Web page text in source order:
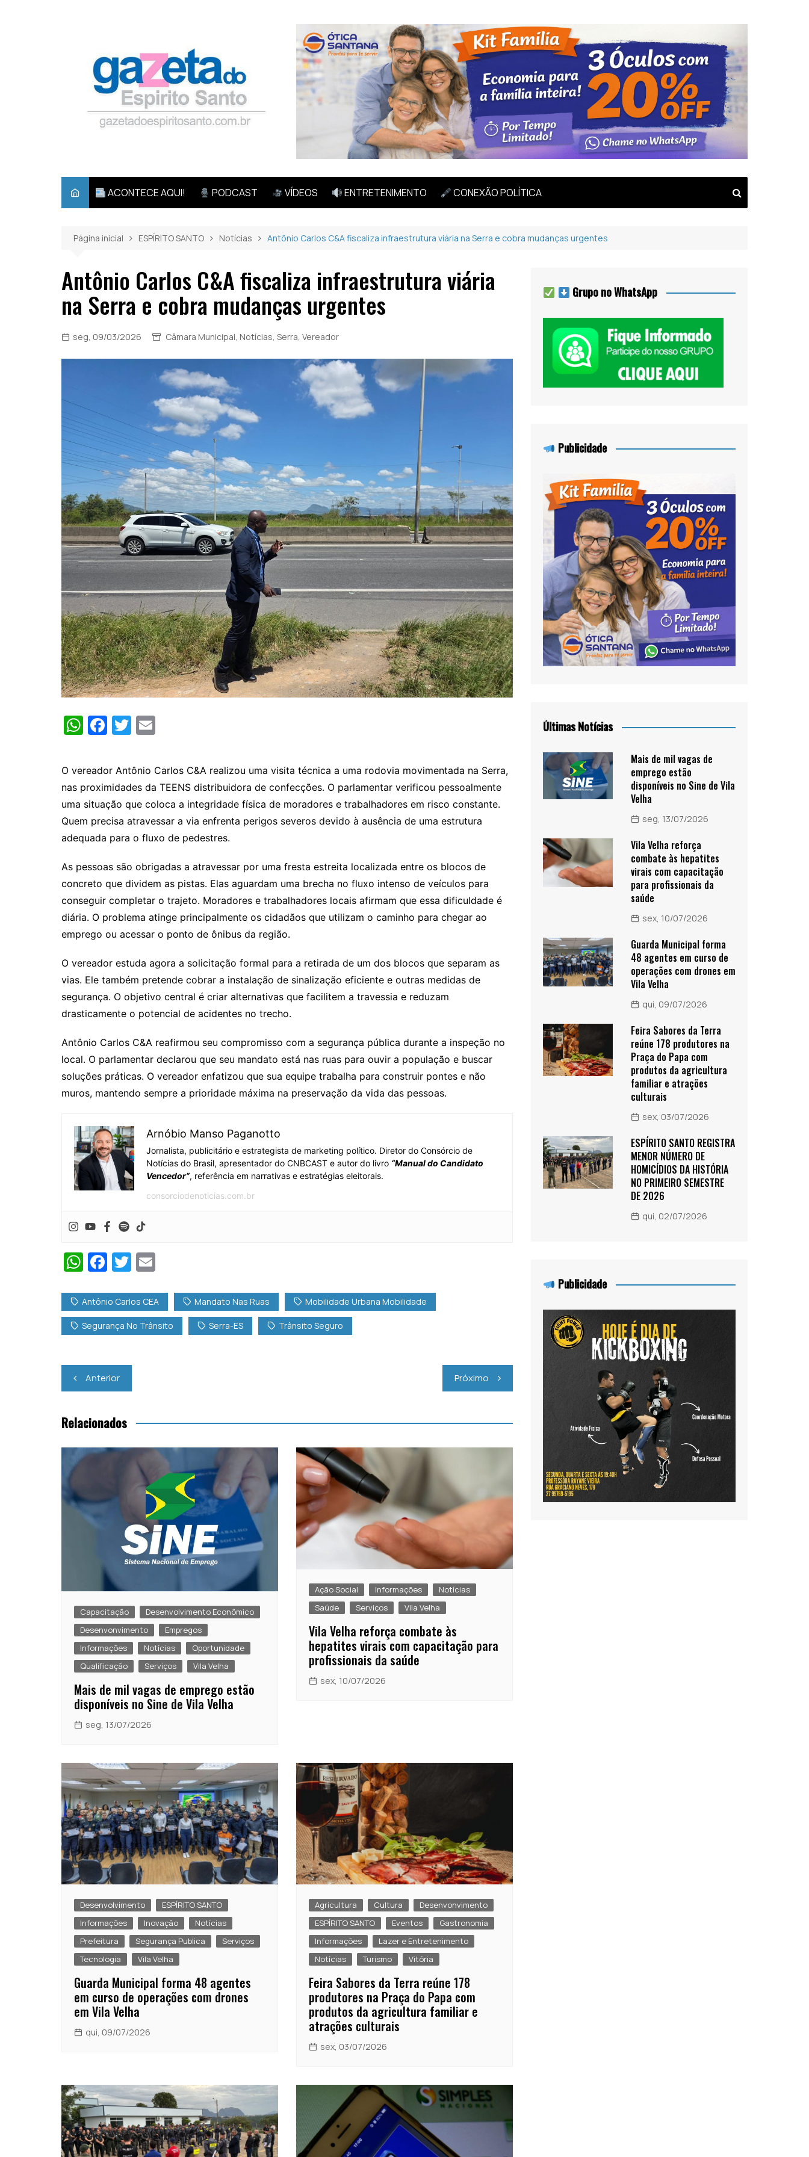
ACONTECE AQUI! PODCAST VÍDEOS ENTRETENIMENTO CONEXÃO POLÍTICA
Página inicial ESPÍRITO SANTO Notícias Antônio Carlos C&A fiscaliza infraestrutura viária na Serra e cobra mudanças urgentes
Antônio Carlos C&A fiscaliza infraestrutura viária
na Serra e cobra mudanças urgentes
seg, 09/03/2026 Câmara Municipal, Notícias, Serra, Vereador
W
at
s
A
p
p
F
c
e
b
o
o
k
T
itt
er
ai
l
O vereador Antônio Carlos C&A realizou uma visita técnica a uma rodovia movimentada na Serra,
nas proximidades da TEENS distribuidora de confecções. O parlamentar verificou pessoalmente
uma situação que coloca a integridade física de moradores e trabalhadores em risco constante.
Quem precisa atravessar a via enfrenta perigos severos devido à ausência de uma estrutura
adequada para o fluxo de pedestres.
As pessoas são obrigadas a atravessar por uma fresta estreita localizada entre os blocos de
concreto que dividem as pistas. Elas aguardam uma brecha no fluxo intenso de veículos para
conseguir completar o trajeto. Moradores e trabalhadores locais afirmam que essa dificuldade é
diária. O problema atinge principalmente os cidadãos que utilizam o caminho para chegar ao
emprego ou acessar o ponto de ônibus da região.
O vereador estuda agora a solicitação formal para a retirada de um dos blocos que separam as
vias. Ele também pretende cobrar a instalação de sinalização eficiente e outras medidas de
segurança. O objetivo central é criar alternativas que facilitem a travessia e reduzam
drasticamente o potencial de acidentes no trecho.
Antônio Carlos C&A reafirmou seu compromisso com a segurança pública durante a inspeção no
local. O parlamentar declarou que seu mandato está nas ruas para ouvir a população e buscar
soluções práticas. O vereador enfatizou que sua equipe trabalha para construir pontes e não
muros, mantendo sempre a prioridade máxima na preservação da vida das pessoas.
Arnóbio Manso Paganotto
Jornalista, publicitário e estrategista de marketing político. Diretor do Consórcio de
Notícias do Brasil, apresentador do CNBCAST e autor do livro “Manual do Candidato
Vencedor”, referência em narrativas e estratégias eleitorais.
consorciodenoticias.com.br
W
at
s
A
p
F
c
e
b
o
k
T
itt
er
ai
l
Antônio Carlos CEA Mandato Nas Ruas Mobilidade Urbana Mobilidade
Segurança No Trânsito Serra-ES Trânsito Seguro
Navegação
de
Post
Anterior Próximo
Relacionados
Capacitação
Desenvolvimento Econômico
Desenvonvimento
Empregos
Informações
Notícias
Oportunidade
Qualificação
Serviços Vila Velha
Mais de mil vagas de emprego estão
disponíveis no Sine de Vila Velha
seg, 13/07/2026
Ação Social Informações
Notícias
Saúde
Serviços Vila Velha
Vila Velha reforça combate às
hepatites virais com capacitação para
profissionais da saúde
sex, 10/07/2026
Desenvolvimento
ESPÍRITO SANTO
Informações
Inovação
Notícias
Prefeitura
Segurança Publica
Serviços
Tecnologia
Vila Velha
Guarda Municipal forma 48 agentes
em curso de operações com drones
em Vila Velha
qui, 09/07/2026
Agricultura Cultura
Desenvonvimento
ESPÍRITO SANTO
Eventos
Gastronomia
Informações
Lazer e Entretenimento
Notícias
Turismo Vitória
Feira Sabores da Terra reúne 178
produtores na Praça do Papa com
produtos da agricultura familiar e
atrações culturais
sex, 03/07/2026
Grupo no WhatsApp
Publicidade
Últimas Notícias
Mais de mil vagas de
emprego estão
disponíveis no Sine de Vila
Velha
seg, 13/07/2026
Vila Velha reforça
combate às hepatites
virais com capacitação
para profissionais da
saúde
sex, 10/07/2026
Guarda Municipal forma
48 agentes em curso de
operações com drones em
Vila Velha
qui, 09/07/2026
Feira Sabores da Terra
reúne 178 produtores na
Praça do Papa com
produtos da agricultura
familiar e atrações
culturais
sex, 03/07/2026
ESPÍRITO SANTO REGISTRA
MENOR NÚMERO DE
HOMICÍDIOS DA HISTÓRIA
NO PRIMEIRO SEMESTRE
DE 2026
qui, 02/07/2026
Publicidade